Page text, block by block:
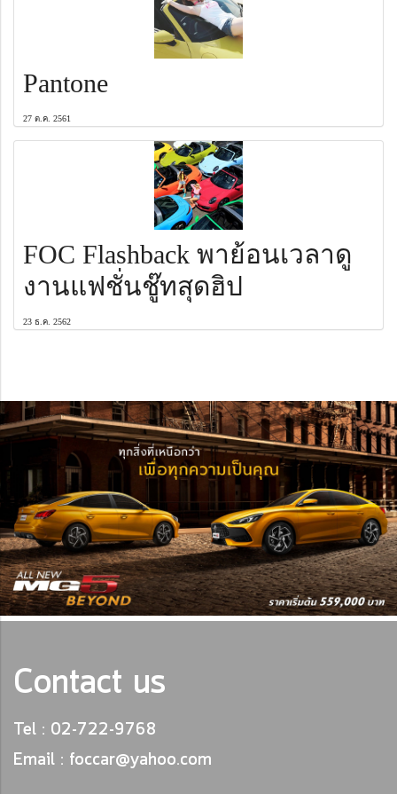
Pantone
27 ต.ค. 2561
FOC Flashback พาย้อนเวลาดู
งานแฟชั่นชู๊ทสุดฮิป
23 ธ.ค. 2562
Contact us
Tel : 02-722-9768
Email : foccar@yahoo.com